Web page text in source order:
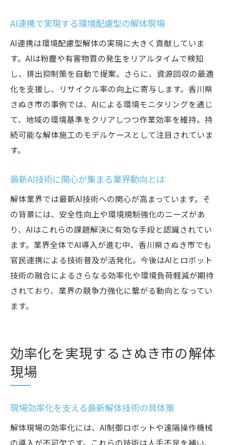
AI連携で実現する環境配慮型の解体現場
AI連携は環境配慮型解体の実現に大きく貢献していま
す。AIは粉塵や有害物質の発生をリアルタイムで検知
し、排出抑制策を自動で提案。さらに、資源回収の最適
化を支援し、リサイクル率の向上に寄与します。香川県
さぬき市の事例では、AIによる環境モニタリングを通じ
て、地域の環境基準をクリアしつつ作業効率を維持。持
続可能な解体施工のモデルケースとして注目されていま
す。
最新AI技術に関心が集まる業界動向とは
解体業界では最新AI技術への関心が高まっています。そ
の背景には、安全性向上や環境規制強化のニーズがあ
り、AIはこれらの課題解決に有効な手段と認識されてい
ます。業界全体でAI導入が進む中、香川県さぬき市でも
官民連携による技術普及が活発化。今後はAIとロボット
技術の融合によるさらなる効率化や環境負荷軽減が期待
されており、業界の競争力強化に繋がる動向となってい
ます。
効率化を実現するさぬき市の解体
現場
現場効率化を支える最新解体技術の具体策
解体現場の効率化には、AI制御ロボットや遠隔操作機械
の導入が不可欠です。これらの技術は人手不足を補い、